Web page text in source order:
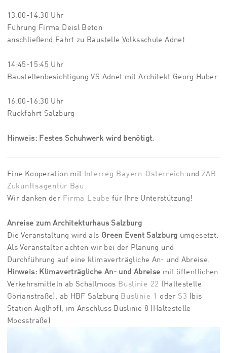
13:00-14:30 Uhr
Führung Firma Deisl Beton
anschließend Fahrt zu Baustelle Volksschule Adnet
14:45-15:45 Uhr
Baustellenbesichtigung VS Adnet mit Architekt Georg Huber
16:00-16:30 Uhr
Rückfahrt Salzburg
Hinweis: Festes Schuhwerk wird benötigt.
Eine Kooperation mit Interreg Bayern-Österreich und ZAB
Zukunftsagentur Bau.
Wir danken der Firma Leube für Ihre Unterstützung!
Anreise zum Architekturhaus Salzburg
Die Veranstaltung wird als Green Event Salzburg umgesetzt.
Als Veranstalter achten wir bei der Planung und
Durchführung auf eine klimaverträgliche An- und Abreise.
Hinweis: Klimaverträgliche An- und Abreise mit öffentlichen
Verkehrsmitteln ab Schallmoos Buslinie 22 (Haltestelle
Gorianstraße), ab HBF Salzburg Buslinie 1 oder S3 (bis
Station Aiglhof), im Anschluss Buslinie 8 (Haltestelle
Moosstraße)